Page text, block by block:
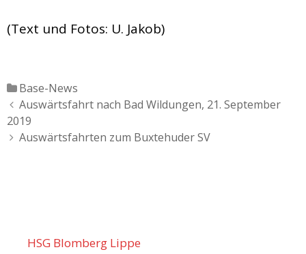
(Text und Fotos: U. Jakob)
Katgeorien
Base-News
Artikel-
Navigation
Auswärtsfahrt nach Bad Wildungen, 21. September
2019
Auswärtsfahrten zum Buxtehuder SV
HSG Blomberg Lippe